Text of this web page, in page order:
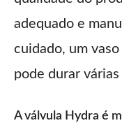
adequado e
cuidado, um
pode durar várias
A válvula Hydra é